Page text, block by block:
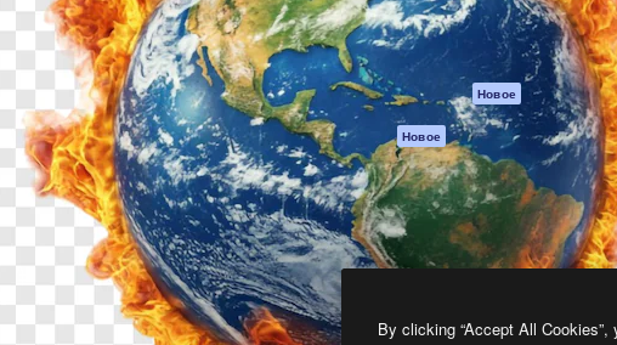
на основе ИИ
Стоковый контент
MCP для
Claude/ChatGPT
Новое
Агенты Новое
API
Мобильное
приложение
Все инструменты
Magnific
Политика
Политика
cookie
Центр
Партнеры
By clicking “Accept All